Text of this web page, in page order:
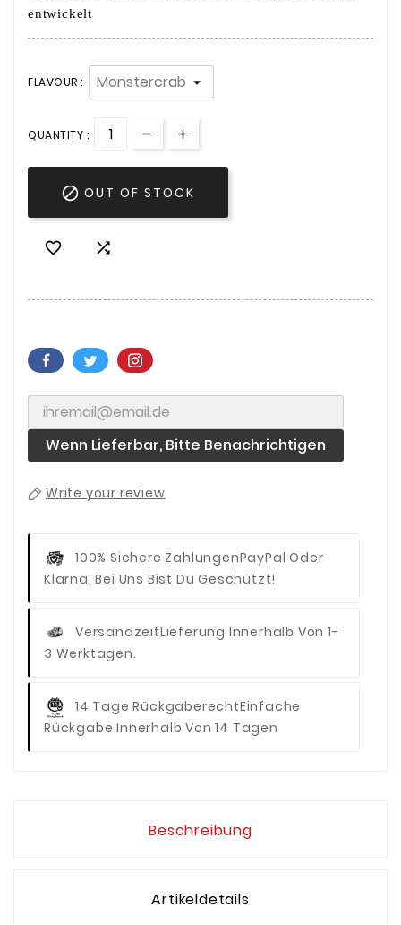
entwickelt
FLAVOUR :
QUANTITY :
 OUT OF STOCK
 
Wenn Lieferbar, Bitte Benachrichtigen
Write your review
100% Sichere ZahlungenPayPal Oder
Klarna. Bei Uns Bist Du Geschützt!
VersandzeitLieferung Innerhalb Von 1-
3 Werktagen.
14 Tage RückgaberechtEinfache
Rückgabe Innerhalb Von 14 Tagen
Beschreibung
Artikeldetails